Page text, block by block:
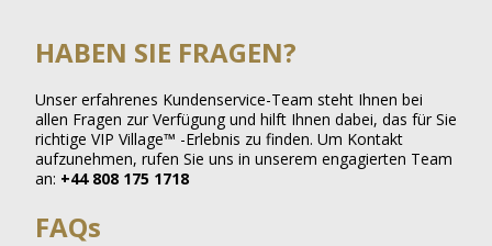
HABEN SIE FRAGEN?
Unser erfahrenes Kundenservice-Team steht Ihnen bei
allen Fragen zur Verfügung und hilft Ihnen dabei, das für Sie
richtige VIP Village™ -Erlebnis zu finden. Um Kontakt
aufzunehmen, rufen Sie uns in unserem engagierten Team
an: +44 808 175 1718
FAQs